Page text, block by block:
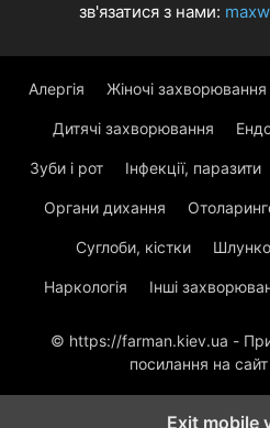
зв'язатися з нами:
Алергія Жіночі захворювання
Дитячі захворювання
Зуби і рот Інфекції, паразити
Органи дихання
Суглоби, кістки
Наркологія Інші
© https://farman.kiev.ua - При
посилання на
Exit mobile